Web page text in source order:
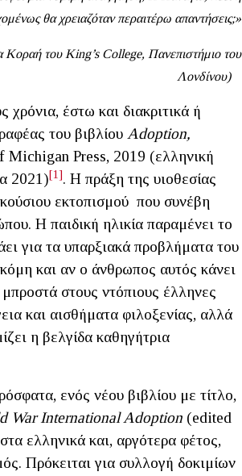
θα χρειαζόταν περαιτέρω απαντήσεις;»
του King’s College, Πανεπιστήμιο του
Λονδίνου)
χρόνια, έστω και διακριτικά ή
του βιβλίου Adoption,
Press, 2019 (ελληνική
2021)[1]. Η πράξη της υιοθεσίας
εκτοπισμού που συνέβη
Η παιδική ηλικία παραμένει το
για τα υπαρξιακά προβλήματα του
και αν ο άνθρωπος αυτός κάνει
στους ντόπιους έλληνες
και αισθήματα φιλοξενίας, αλλά
η βελγίδα καθηγήτρια
ενός νέου βιβλίου με τίτλο,
War International Adoption (edited
ελληνικά και, αργότερα φέτος,
Πρόκειται για συλλογή δοκιμίων